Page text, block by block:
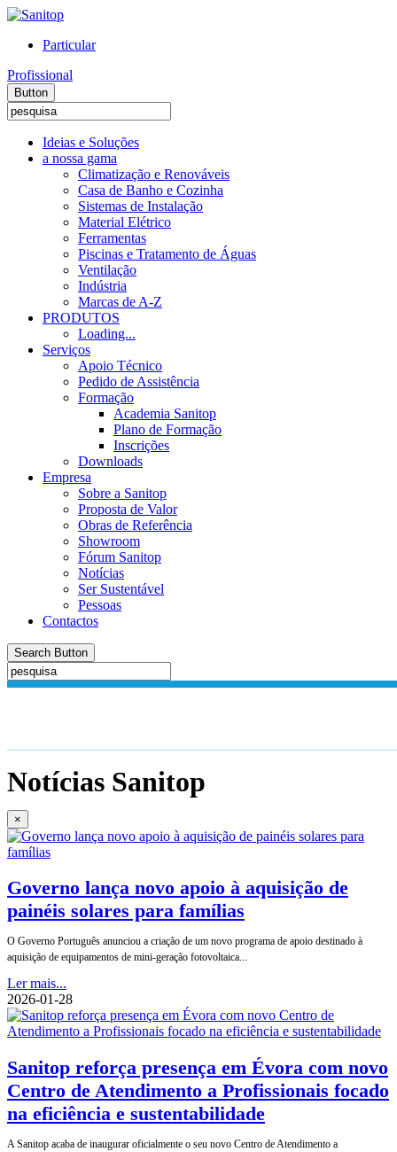
Particular
Profissional
Button
Ideias e Soluções
a nossa gama
Climatização e Renováveis
Casa de Banho e Cozinha
Sistemas de Instalação
Material Elétrico
Ferramentas
Piscinas e Tratamento de Águas
Ventilação
Indústria
Marcas de A-Z
PRODUTOS
Loading...
Serviços
Apoio Técnico
Pedido de Assistência
Formação
Academia Sanitop
Plano de Formação
Inscrições
Downloads
Empresa
Sobre a Sanitop
Proposta de Valor
Obras de Referência
Showroom
Fórum Sanitop
Notícias
Ser Sustentável
Pessoas
Contactos
Search Button
Notícias Sanitop
×
Governo lança novo apoio à aquisição de
painéis solares para famílias
O Governo Português anunciou a criação de um novo programa de apoio destinado à
aquisição de equipamentos de mini-geração fotovoltaica...
Ler mais...
2026-01-28
Sanitop reforça presença em Évora com novo
Centro de Atendimento a Profissionais focado
na eficiência e sustentabilidade
A Sanitop acaba de inaugurar oficialmente o seu novo Centro de Atendimento a